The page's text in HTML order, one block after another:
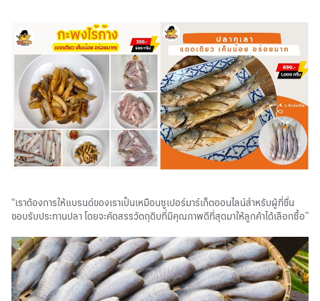
“เราต้องการให้แบรนด์ของเราเป็นเหมือนซูเปอร์มาร์เก็ตออนไลน์สำหรับผู้ที่ชื่น
ชอบรับประทานปลา โดยจะคัดสรรวัตถุดิบที่มีคุณภาพดีที่สุดมาให้ลูกค้าได้เลือกซื้อ”